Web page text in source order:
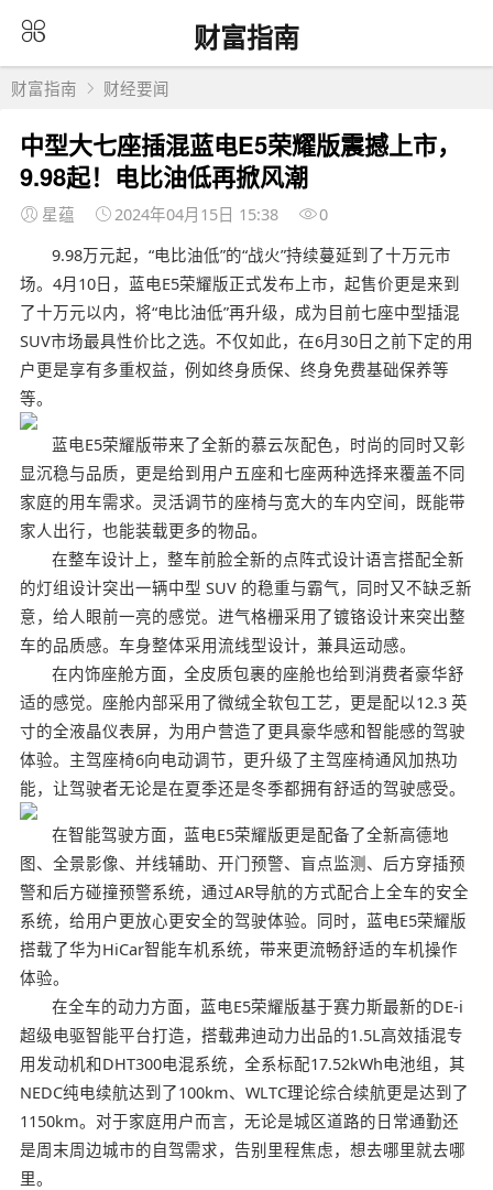
财富指南
财富指南 财经要闻
中型大七座插混蓝电E5荣耀版震撼上市，
9.98起！电比油低再掀风潮
星蕴 2024年04月15日 15:38
0
9.98万元起，“电比油低”的“战火”持续蔓延到了十万元市
场。4月10日，蓝电E5荣耀版正式发布上市，起售价更是来到
了十万元以内，将“电比油低”再升级，成为目前七座中型插混
SUV市场最具性价比之选。不仅如此，在6月30日之前下定的用
户更是享有多重权益，例如终身质保、终身免费基础保养等
等。
蓝电E5荣耀版带来了全新的慕云灰配色，时尚的同时又彰
显沉稳与品质，更是给到用户五座和七座两种选择来覆盖不同
家庭的用车需求。灵活调节的座椅与宽大的车内空间，既能带
家人出行，也能装载更多的物品。
在整车设计上，整车前脸全新的点阵式设计语言搭配全新
的灯组设计突出一辆中型 SUV 的稳重与霸气，同时又不缺乏新
意，给人眼前一亮的感觉。进气格栅采用了镀铬设计来突出整
车的品质感。车身整体采用流线型设计，兼具运动感。
在内饰座舱方面，全皮质包裹的座舱也给到消费者豪华舒
适的感觉。座舱内部采用了微绒全软包工艺，更是配以12.3 英
寸的全液晶仪表屏，为用户营造了更具豪华感和智能感的驾驶
体验。主驾座椅6向电动调节，更升级了主驾座椅通风加热功
能，让驾驶者无论是在夏季还是冬季都拥有舒适的驾驶感受。
在智能驾驶方面，蓝电E5荣耀版更是配备了全新高德地
图、全景影像、并线辅助、开门预警、盲点监测、后方穿插预
警和后方碰撞预警系统，通过AR导航的方式配合上全车的安全
系统，给用户更放心更安全的驾驶体验。同时，蓝电E5荣耀版
搭载了华为HiCar智能车机系统，带来更流畅舒适的车机操作
体验。
在全车的动力方面，蓝电E5荣耀版基于赛力斯最新的DE-i
超级电驱智能平台打造，搭载弗迪动力出品的1.5L高效插混专
用发动机和DHT300电混系统，全系标配17.52kWh电池组，其
NEDC纯电续航达到了100km、WLTC理论综合续航更是达到了
1150km。对于家庭用户而言，无论是城区道路的日常通勤还
是周末周边城市的自驾需求，告别里程焦虑，想去哪里就去哪
里。